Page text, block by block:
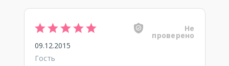
Не
проверено
09.12.2015
Гость